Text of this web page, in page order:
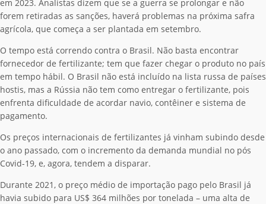
em 2023. Analistas dizem que se a guerra se prolongar e não
forem retiradas as sanções, haverá problemas na próxima safra
agrícola, que começa a ser plantada em setembro.
O tempo está correndo contra o Brasil. Não basta encontrar
fornecedor de fertilizante; tem que fazer chegar o produto no país
em tempo hábil. O Brasil não está incluído na lista russa de países
hostis, mas a Rússia não tem como entregar o fertilizante, pois
enfrenta dificuldade de acordar navio, contêiner e sistema de
pagamento.
Os preços internacionais de fertilizantes já vinham subindo desde
o ano passado, com o incremento da demanda mundial no pós
Covid-19, e, agora, tendem a disparar.
Durante 2021, o preço médio de importação pago pelo Brasil já
havia subido para US$ 364 milhões por tonelada – uma alta de